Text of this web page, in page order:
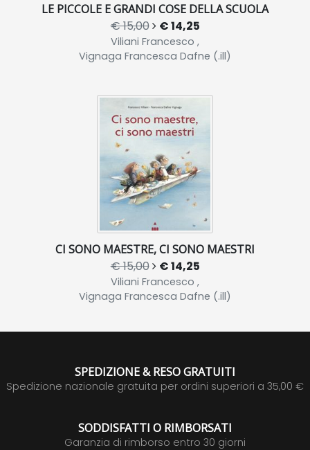
LE PICCOLE E GRANDI COSE DELLA SCUOLA
€ 15,00 € 14,25
Viliani Francesco ,
Vignaga Francesca Dafne (.ill)
CI SONO MAESTRE, CI SONO MAESTRI
€ 15,00 € 14,25
Viliani Francesco ,
Vignaga Francesca Dafne (.ill)
SPEDIZIONE & RESO GRATUITI
Spedizione nazionale gratuita per ordini superiori a 35,00 €
SODDISFATTI O RIMBORSATI
Garanzia di rimborso entro 30 giorni